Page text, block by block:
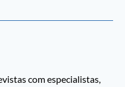
com especialistas,